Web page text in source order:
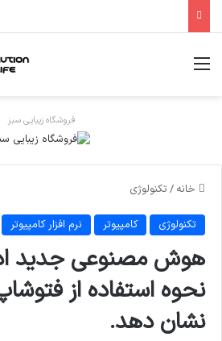
منو
فروشگاه زیبایی سبز
خانه / تکنولوژی
تکنولوژی کامپیوتر نرم افزار کامپیوتر
هوش مصنوعی جدید
نحوه استفاده از
نشان دهد.